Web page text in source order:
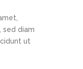
sed diam
ut